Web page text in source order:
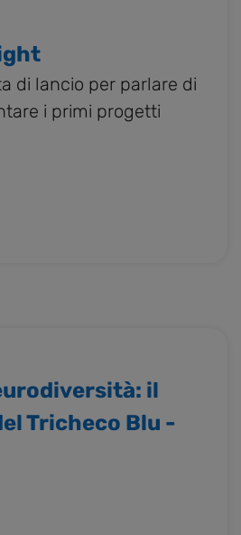
di lancio per parlare di
i primi progetti
il
Tricheco Blu -